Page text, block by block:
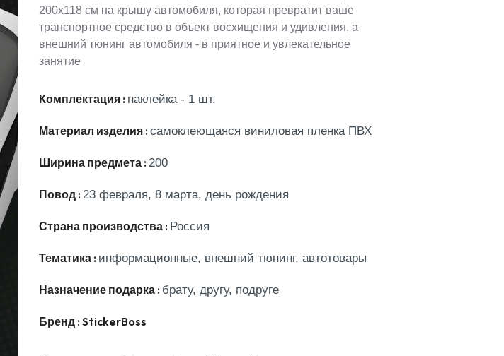
200х118 см на крышу автомобиля, которая превратит ваше
транспортное средство в объект восхищения и удивления, а
внешний тюнинг автомобиля - в приятное и увлекательное
занятие
Комплектация : наклейка - 1 шт.
Материал изделия :самоклеющаяся виниловая пленка ПВХ
Ширина предмета :200
Повод :23 февраля, 8 марта, день рождения
Страна производства : Россия
Тематика : информационные, внешний тюнинг, автотовары
Назначение подарка : брату, другу, подруге
Бренд :StickerBoss